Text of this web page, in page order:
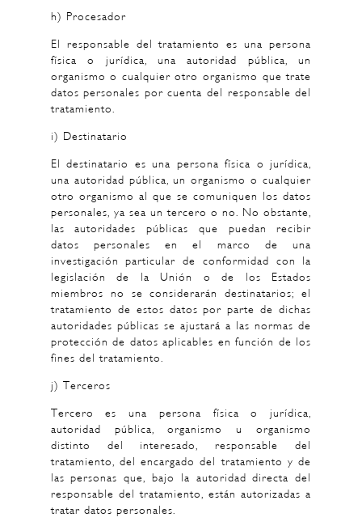
h) Procesador
El responsable del tratamiento es una persona
física o jurídica, una autoridad pública, un
organismo o cualquier otro organismo que trate
datos personales por cuenta del responsable del
tratamiento.
i) Destinatario
El destinatario es una persona física o jurídica,
una autoridad pública, un organismo o cualquier
otro organismo al que se comuniquen los datos
personales, ya sea un tercero o no. No obstante,
las autoridades públicas que puedan recibir
datos personales en el marco de una
investigación particular de conformidad con la
legislación de la Unión o de los Estados
miembros no se considerarán destinatarios; el
tratamiento de estos datos por parte de dichas
autoridades públicas se ajustará a las normas de
protección de datos aplicables en función de los
fines del tratamiento.
j) Terceros
Tercero es una persona física o jurídica,
autoridad pública, organismo u organismo
distinto del interesado, responsable del
tratamiento, del encargado del tratamiento y de
las personas que, bajo la autoridad directa del
responsable del tratamiento, están autorizadas a
tratar datos personales.